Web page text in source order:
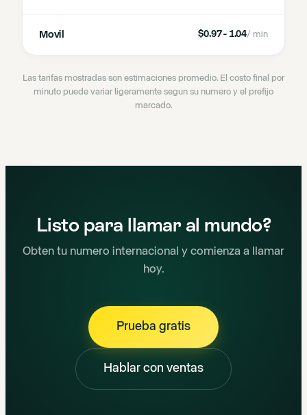
Movil $0.97 - 1.04/ min
Las tarifas mostradas son estimaciones promedio. El costo final por
minuto puede variar ligeramente segun su numero y el prefijo
marcado.
Listo para llamar al mundo?
Obten tu numero internacional y comienza a llamar
hoy.
Prueba gratis
Hablar con ventas